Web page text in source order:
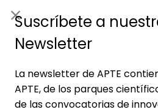
Suscríbete a
Newsletter
La newsletter de APTE
APTE, de los parques
de las convocatorias de